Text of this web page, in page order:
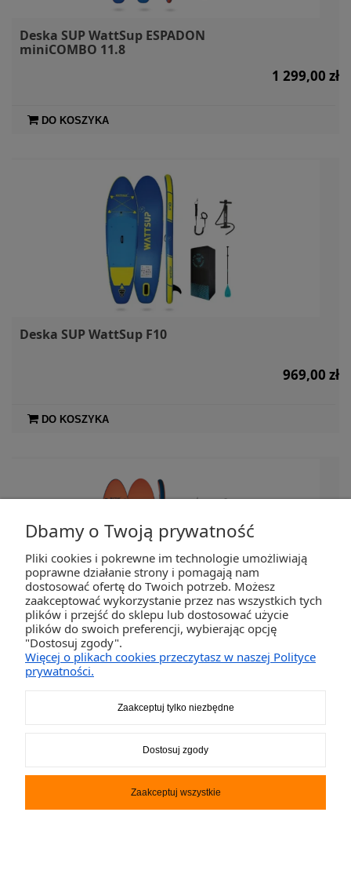
Deska SUP WattSup ESPADON
miniCOMBO 11.8
1 299,00 zł
DO KOSZYKA
Deska SUP WattSup F10
969,00 zł
DO KOSZYKA
Deska SUP WattSup F11
miniCOMBO ORANGE
Dbamy o Twoją prywatność
Pliki cookies i pokrewne im technologie umożliwiają
poprawne działanie strony i pomagają nam
dostosować ofertę do Twoich potrzeb. Możesz
zaakceptować wykorzystanie przez nas wszystkich tych
plików i przejść do sklepu lub dostosować użycie
plików do swoich preferencji, wybierając opcję
"Dostosuj zgody".
Więcej o plikach cookies przeczytasz w naszej Polityce
prywatności.
Zaakceptuj tylko niezbędne
Dostosuj zgody
Zaakceptuj wszystkie